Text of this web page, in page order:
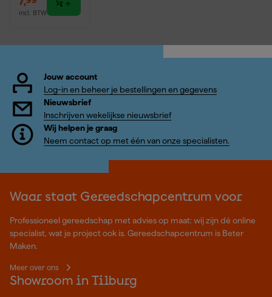
incl. BTW
Jouw account
Log-in en beheer je bestellingen en gegevens
Nieuwsbrief
Inschrijven wekelijkse nieuwsbrief
Wij helpen je graag
Neem contact op met één van onze specialisten.
Waar staat Gereedschapcentrum voor
Professioneel gereedschap met advies op maat: wij zijn dé online
specialist, wat je project ook is. Gereedschapcentrum is Beter
Maken.
Meer over ons
Showroom in Tilburg